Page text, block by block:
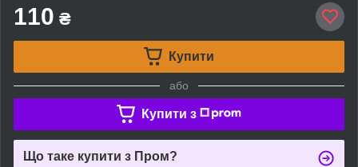
110 ₴
Купити
або
Купити з
Що таке купити з Пром?